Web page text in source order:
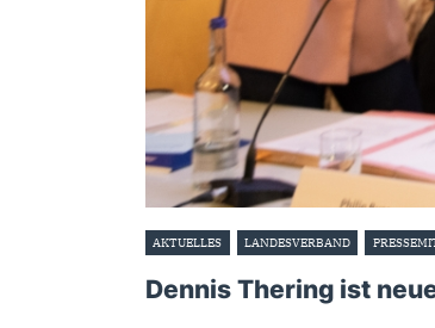
AKTUELLES LANDESVERBAND
Dennis Thering ist